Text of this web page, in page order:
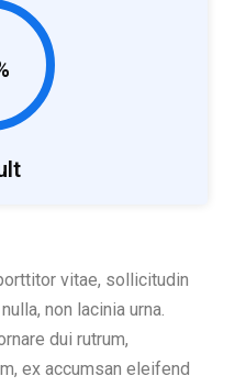
vitae, sollicitudin
non lacinia urna.
dui rutrum,
ex accumsan eleifend